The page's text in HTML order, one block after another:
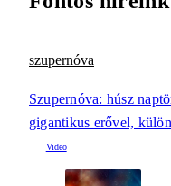
szupernóva
Szupernóva: húsz
gigantikus erővel,